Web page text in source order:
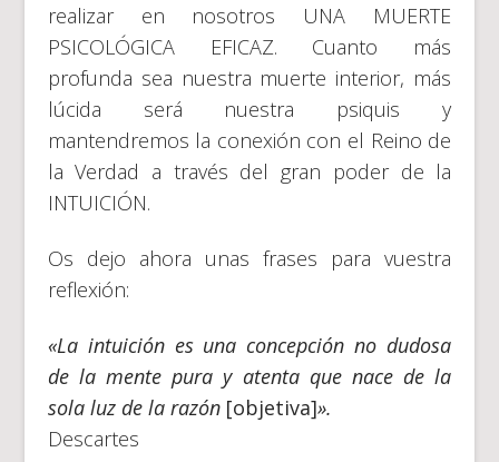
realizar en nosotros UNA MUERTE
PSICOLÓGICA EFICAZ. Cuanto más
profunda sea nuestra muerte interior, más
lúcida será nuestra psiquis y
mantendremos la conexión con el Reino de
la Verdad a través del gran poder de la
INTUICIÓN.
Os dejo ahora unas frases para vuestra
reflexión:
«La intuición es una concepción no dudosa
de la mente pura y atenta que nace de la
sola luz de la razón [objetiva]».
Descartes